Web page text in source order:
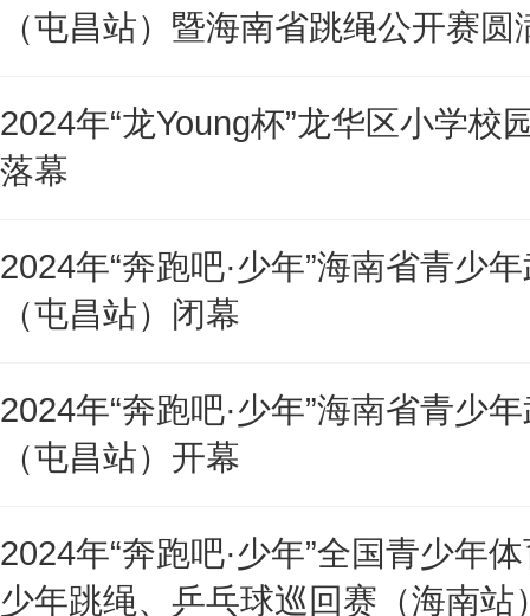
（屯昌站）暨海南省跳绳公开赛圆
2024年“龙Young杯”龙华区小学校
落幕
2024年“奔跑吧·少年”海南省青少
（屯昌站）闭幕
2024年“奔跑吧·少年”海南省青少
（屯昌站）开幕
2024年“奔跑吧·少年”全国青少年
少年跳绳、乒乓球巡回赛（海南站